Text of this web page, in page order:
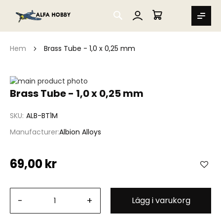
SEARCH
MIN VARUKORG
Hem Brass Tube - 1,0 x 0,25 mm
Brass Tube - 1,0 x 0,25 mm
SKU ALB-BT1M
ManufacturerAlbion Alloys
69,00 kr
- + Lägg i varukorg
Hoppa
till
bildgalleriet
Hoppa
av
bildgalleriet